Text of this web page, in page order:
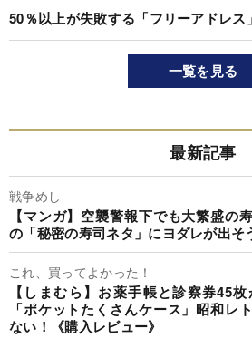
50％以上が失敗する「フリーアドレス
一覧を見る
最新記事
戦争めし
【マンガ】空襲警報下でも大繁盛の
の「秘密の寿司ネタ」にヨダレが出そ
これ、買ってよかった！
【しまむら】お薬手帳と診察券45
「ポケットたくさんケース」昭和レ
ない！《購入レビュー》